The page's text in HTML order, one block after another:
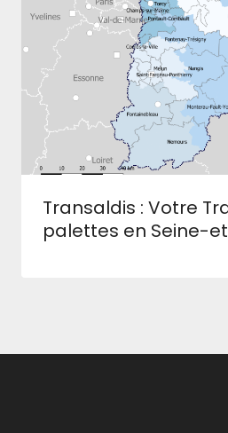
Transaldis : Votre
palettes en Seine-